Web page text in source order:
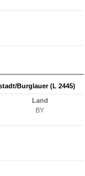
Burglauer (L 2445)
Land
BY